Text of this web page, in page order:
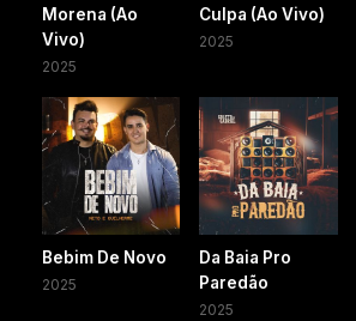
Morena (Ao
Vivo)
2025
Culpa (Ao Vivo)
2025
Bebim De Novo
2025
Da Baia Pro
Paredão
2025